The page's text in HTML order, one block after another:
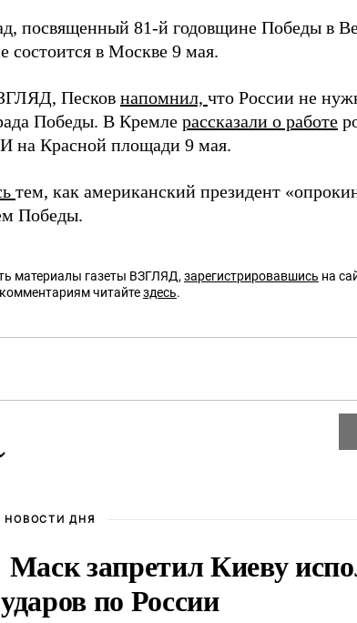
посвященный 81-й годовщине Победы в
состоится в Москве 9 мая.
Песков напомнил, что России не
Победы. В Кремле рассказали о работе
на Красной площади 9 мая.
тем, как американский президент
Победы.
материалы газеты ВЗГЛЯД, зарегистрировавшись на
читайтездесь.
НОВОСТИ ДНЯ
запретил Киеву
по России